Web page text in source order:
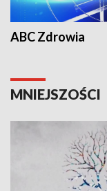
ABC Zdrowia
MNIEJSZOŚCI